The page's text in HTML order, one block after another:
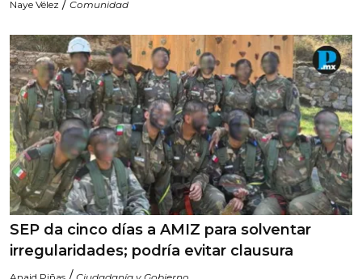
Naye Vélez / Comunidad
SEP da cinco días a AMIZ para solventar
irregularidades; podría evitar clausura